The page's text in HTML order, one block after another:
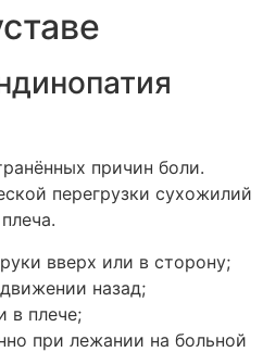
причин боли.
перегрузки сухожилий
вверх или в сторону;
назад;
в плече;
при лежании на больной